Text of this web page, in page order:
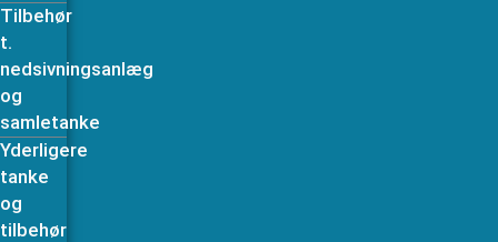
Tilbehør
t.
nedsivningsanlæg
og
samletanke
Yderligere
tanke
og
tilbehør